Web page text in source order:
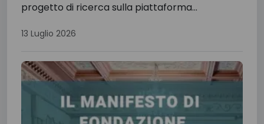
progetto di ricerca sulla piattaforma...
13 Luglio 2026